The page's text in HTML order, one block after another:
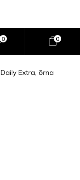
0 0
Daily Extra, õrna